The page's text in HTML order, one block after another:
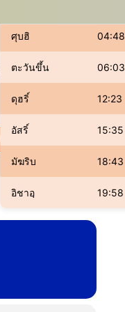
ศุบฮิ 04:48
ตะวันขึ้น 06:03
ดุฮริ์ 12:23
อัสริ์ 15:35
มัฆริบ 18:43
อิชาอฺ 19:58